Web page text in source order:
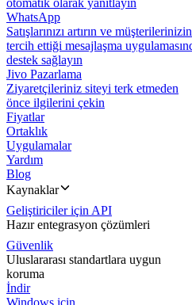
otomatik olarak yanıtlayın
WhatsApp
Satışlarınızı artırın ve müşterilerinizin
tercih ettiği mesajlaşma
destek sağlayın
Jivo Pazarlama
Ziyaretçileriniz siteyi terk etmeden
önce ilgilerini çekin
Fiyatlar
Ortaklık
Uygulamalar
Yardım
Blog
Kaynaklar
Geliştiriciler için API
Hazır entegrasyon çözümleri
Güvenlik
Uluslararası standartlara uygun
koruma
İndir
Windows için